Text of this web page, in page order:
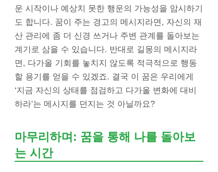
운 시작이나 예상치 못한 행운의 가능성을 암시하기
도 합니다. 꿈이 주는 경고의 메시지라면, 자신의 재
산 관리에 좀 더 신경 쓰거나 주변 관계를 돌아보는
계기로 삼을 수 있습니다. 반대로 길몽의 메시지라
면, 다가올 기회를 놓치지 않도록 적극적으로 행동
할 용기를 얻을 수 있겠죠. 결국 이 꿈은 우리에게
‘지금 자신의 상태를 점검하고 다가올 변화에 대비
하라’는 메시지를 던지는 것 아닐까요?
마무리하며: 꿈을 통해 나를 돌아보
는 시간